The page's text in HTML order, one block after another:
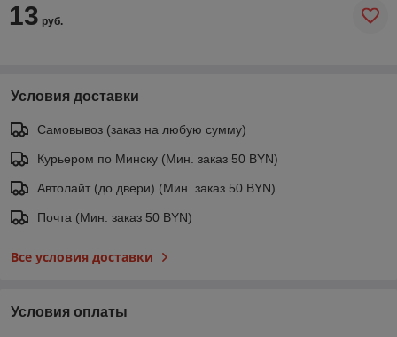
13 руб.
Условия доставки
Самовывоз (заказ на любую сумму)
Курьером по Минску (Мин. заказ 50 BYN)
Автолайт (до двери) (Мин. заказ 50 BYN)
Почта (Мин. заказ 50 BYN)
Все условия доставки
Условия оплаты